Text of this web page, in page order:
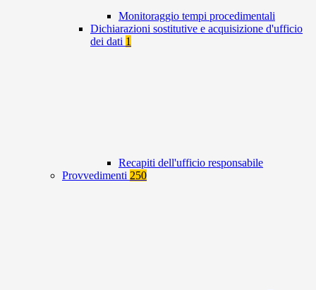
Monitoraggio tempi procedimentali
Dichiarazioni sostitutive e acquisizione d'ufficio
dei dati 1
Recapiti dell'ufficio responsabile
Provvedimenti 250